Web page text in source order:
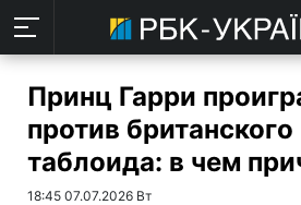
Принц Гарри
против британского
таблоида: в чем
18:45 07.07.2026 Вт